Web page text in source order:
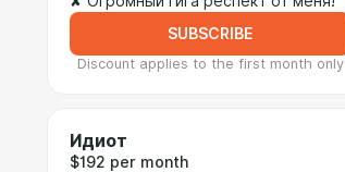
SUBSCRIBE
Discount applies to the first month only
Идиот
$192 per month